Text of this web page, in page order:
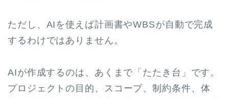
ただし、AIを使えば計画書やWBSが自動で完成
するわけではありません。
AIが作成するのは、あくまで「たたき台」です。
プロジェクトの目的、スコープ、制約条件、体